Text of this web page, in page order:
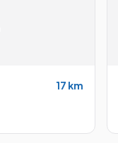
17 km